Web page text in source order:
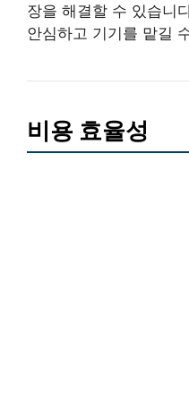
장을 해결할 수 있습니
안심하고 기기를 맡길
비용 효율성